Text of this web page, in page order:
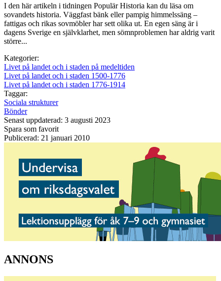
I den här artikeln i tidningen Populär Historia kan du läsa om
sovandets historia. Väggfast bänk eller pampig himmelssäng –
fattigas och rikas sovmöbler har sett olika ut. En egen säng är i
dagens Sverige en självklarhet, men sömnproblemen har aldrig varit
större...
Kategorier:
Livet på landet och i staden på medeltiden
Livet på landet och i staden 1500-1776
Livet på landet och i staden 1776-1914
Taggar:
Sociala strukturer
Bönder
Senast uppdaterad: 3 augusti 2023
Spara som favorit
Publicerad: 21 januari 2010
ANNONS